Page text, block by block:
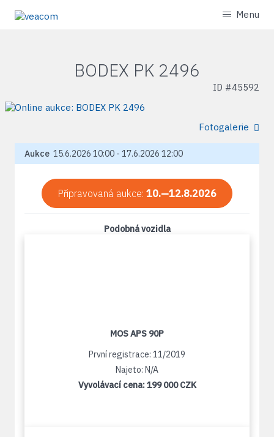
Menu
BODEX PK 2496
ID #45592
Fotogalerie
Aukce 15.6.2026 10:00 - 17.6.2026 12:00
Připravovaná aukce: 10.—12.8.2026
Podobná vozidla
MOS APS 90P
První registrace: 11/2019
Najeto: N/A
Vyvolávací cena:199 000 CZK